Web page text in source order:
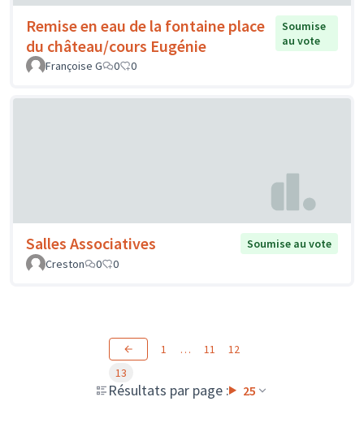
Remise en eau de la fontaine place
du château/cours Eugénie
Soumise
au vote
Françoise G
0 0
Salles Associatives
Soumise au vote
Creston
0 0
Résultats par page : 25
1 … 11
12
13